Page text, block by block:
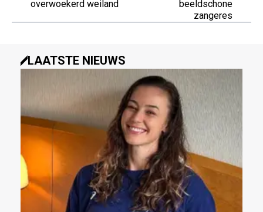
overwoekerd weiland
beeldschone
zangeres
LAATSTE NIEUWS